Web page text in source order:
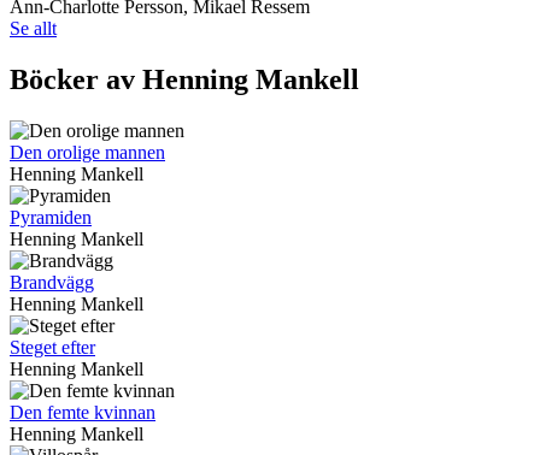
Ann-Charlotte Persson, Mikael Ressem
Se allt
Böcker av Henning Mankell
Den orolige mannen
Henning Mankell
Pyramiden
Henning Mankell
Brandvägg
Henning Mankell
Steget efter
Henning Mankell
Den femte kvinnan
Henning Mankell